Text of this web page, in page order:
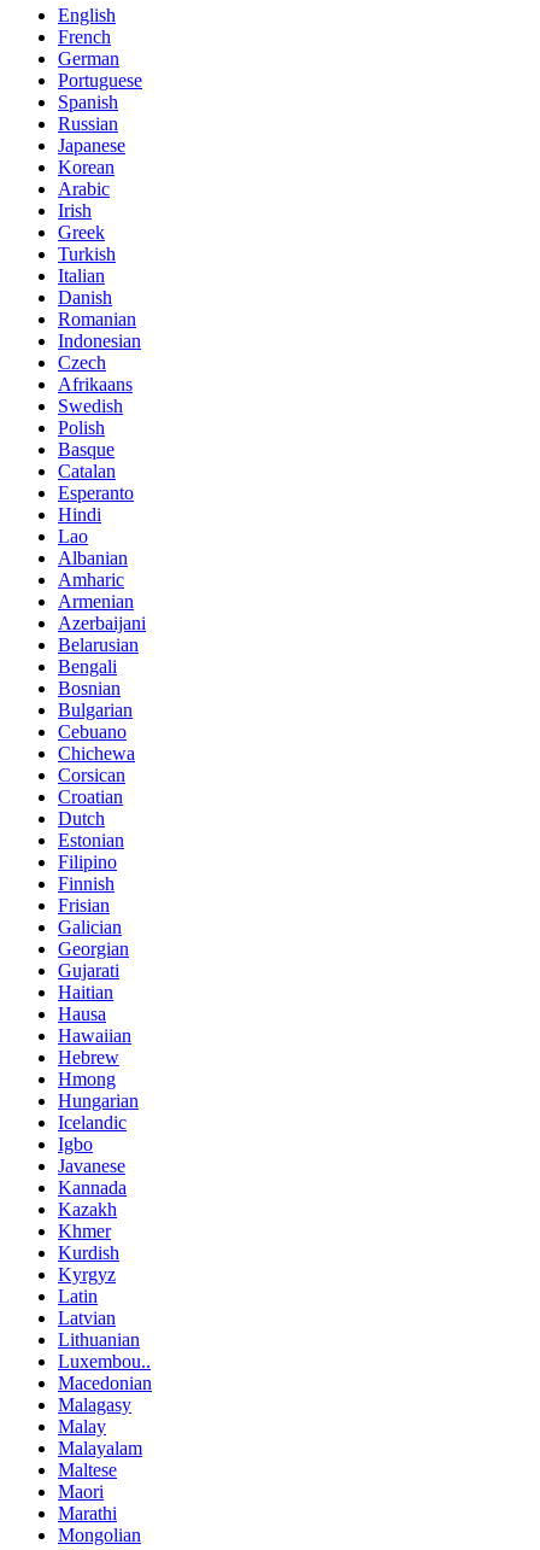
English
French
German
Portuguese
Spanish
Russian
Japanese
Korean
Arabic
Irish
Greek
Turkish
Italian
Danish
Romanian
Indonesian
Czech
Afrikaans
Swedish
Polish
Basque
Catalan
Esperanto
Hindi
Lao
Albanian
Amharic
Armenian
Azerbaijani
Belarusian
Bengali
Bosnian
Bulgarian
Cebuano
Chichewa
Corsican
Croatian
Dutch
Estonian
Filipino
Finnish
Frisian
Galician
Georgian
Gujarati
Haitian
Hausa
Hawaiian
Hebrew
Hmong
Hungarian
Icelandic
Igbo
Javanese
Kannada
Kazakh
Khmer
Kurdish
Kyrgyz
Latin
Latvian
Lithuanian
Luxembou..
Macedonian
Malagasy
Malay
Malayalam
Maltese
Maori
Marathi
Mongolian